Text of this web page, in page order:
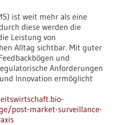
ist weit mehr als eine
diese werden die
Leistung von
Alltag sichtbar. Mit guter
und
Anforderungen
Innovation ermöglicht
post-market-surveillance-